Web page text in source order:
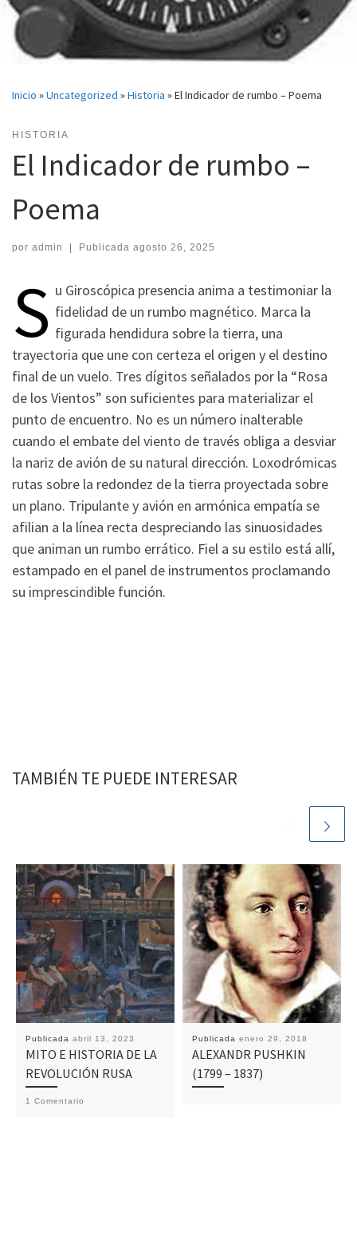
Inicio »Uncategorized »Historia »El Indicador de rumbo – Poema
HISTORIA
El Indicador de rumbo –
Poema
por admin | Publicada agosto 26, 2025
S u Giroscópica presencia anima a testimoniar la
fidelidad de un rumbo magnético. Marca la
figurada hendidura sobre la tierra, una
trayectoria que une con certeza el origen y el destino
final de un vuelo. Tres dígitos señalados por la “Rosa
de los Vientos” son suficientes para materializar el
punto de encuentro. No es un número inalterable
cuando el embate del viento de través obliga a desviar
la nariz de avión de su natural dirección. Loxodrómicas
rutas sobre la redondez de la tierra proyectada sobre
un plano. Tripulante y avión en armónica empatía se
afilian a la línea recta despreciando las sinuosidades
que animan un rumbo errático. Fiel a su estilo está allí,
estampado en el panel de instrumentos proclamando
su imprescindible función.
TAMBIÉN TE PUEDE INTERESAR
Publicada abril 13, 2023
MITO E HISTORIA DE LA
REVOLUCIÓN RUSA
1 Comentario
Publicada enero 29, 2018
ALEXANDR PUSHKIN
(1799 – 1837)